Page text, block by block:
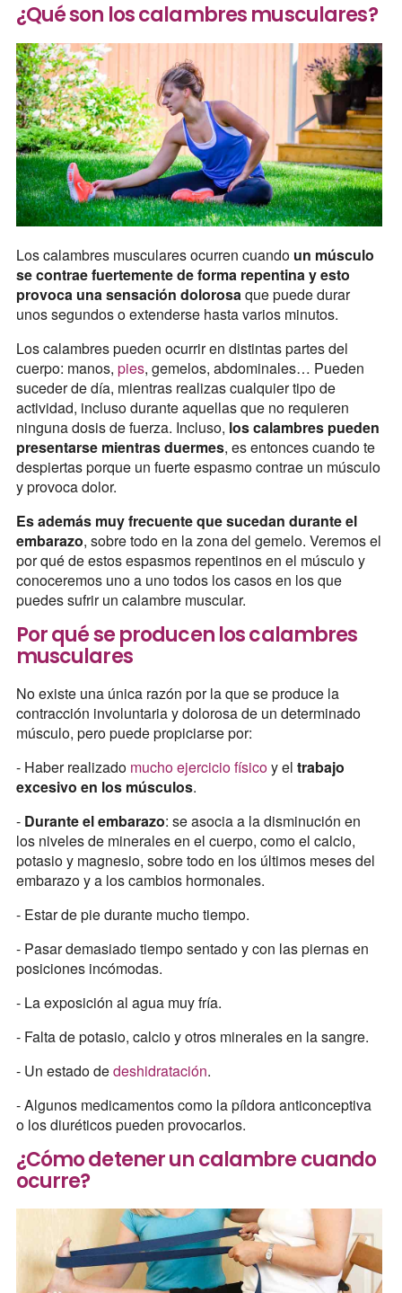
¿Qué son los calambres musculares?
Los calambres musculares ocurren cuando un músculo
se contrae fuertemente de forma repentina y esto
provoca una sensación dolorosaque puede durar
unos segundos o extenderse hasta varios minutos.
Los calambres pueden ocurrir en distintas partes del
cuerpo: manos, pies, gemelos, abdominales… Pueden
suceder de día, mientras realizas cualquier tipo de
actividad, incluso durante aquellas que no requieren
ninguna dosis de fuerza. Incluso, los calambres pueden
presentarse mientras duermes, es entonces cuando te
despiertas porque un fuerte espasmo contrae un músculo
y provoca dolor.
Es además muy frecuente que sucedan durante el
embarazo, sobre todo en la zona del gemelo. Veremos el
por qué de estos espasmos repentinos en el músculo y
conoceremos uno a uno todos los casos en los que
puedes sufrir un calambre muscular.
Por qué se producen los calambres
musculares
No existe una única razón por la que se produce la
contracción involuntaria y dolorosa de un determinado
músculo, pero puede propiciarse por:
- Haber realizado mucho ejercicio físicoy el trabajo
excesivo en los músculos.
- Durante el embarazo: se asocia a la disminución en
los niveles de minerales en el cuerpo, como el calcio,
potasio y magnesio, sobre todo en los últimos meses del
embarazo y a los cambios hormonales.
- Estar de pie durante mucho tiempo.
- Pasar demasiado tiempo sentado y con las piernas en
posiciones incómodas.
- La exposición al agua muy fría.
- Falta de potasio, calcio y otros minerales en la sangre.
- Un estado dedeshidratación.
- Algunos medicamentos como la píldora anticonceptiva
o los diuréticos pueden provocarlos.
¿Cómo detener un calambre cuando
ocurre?